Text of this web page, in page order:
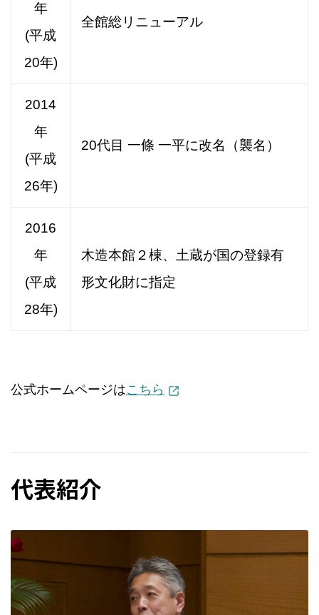
年
(平成
20年)
全館総リニューアル
2014
年
(平成
26年)
20代目 一條 一平に改名（襲名）
2016
年
(平成
28年)
木造本館２棟、土蔵が国の登録有
形文化財に指定
公式ホームページはこちら
代表紹介